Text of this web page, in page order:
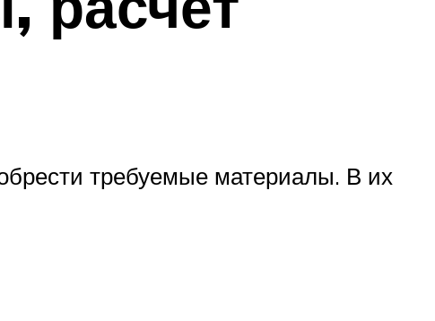
требуемые материалы. В их